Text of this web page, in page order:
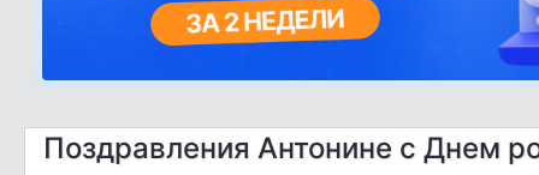
Поздравления Антонине с Днем